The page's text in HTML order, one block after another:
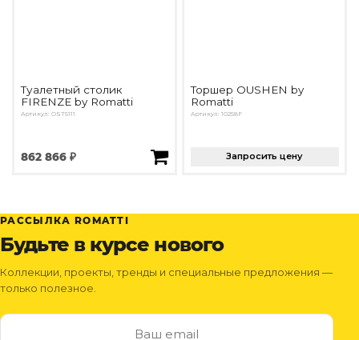
Туалетный столик
FIRENZE by Romatti
Артикул: OST5111
862 866 ₽
Торшер OUSHEN by
Romatti
Артикул: 10258F
Запросить цену
РАССЫЛКА ROMATTI
Будьте в курсе нового
Коллекции, проекты, тренды и специальные предложения —
только полезное.